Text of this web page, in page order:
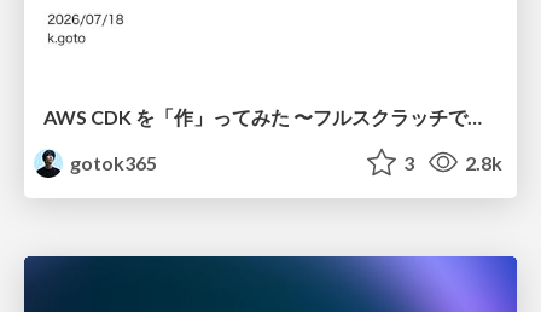
AWS CDK を「作」ってみた 〜フルスクラッチで見えた CDK の裏側〜 / aws-cdk-from-scratch
gotok365
3 2.8k